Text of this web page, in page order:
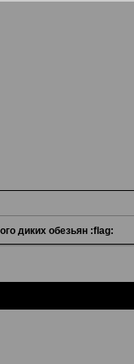
диких обезьян :flag: